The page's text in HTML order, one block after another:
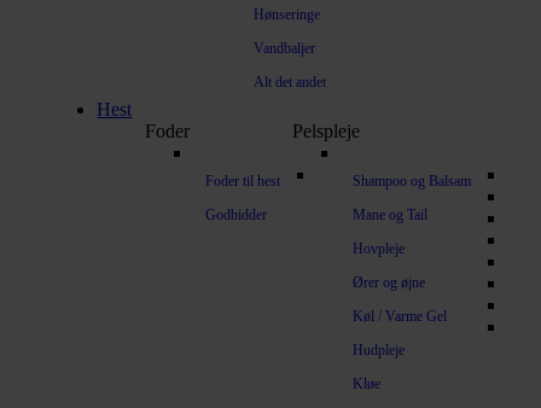
Hønseringe
Vandbaljer
Alt det andet
Hest
Foder
Foder til hest
Godbidder
Pelspleje
Shampoo og Balsam
Mane og Tail
Hovpleje
Ører og øjne
Køl / Varme Gel
Hudpleje
Kløe